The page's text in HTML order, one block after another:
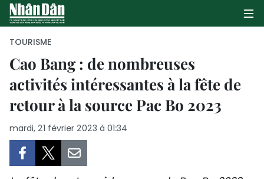
PAGE D'ACCUEIL
POLITIQUE
TOURISME
Cao Bang : de nombreuses
activités intéressantes à la fête de
retour à la source Pac Bo 2023
mardi, 21 février 2023 à 01:34